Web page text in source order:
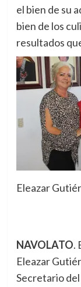
el bien de su
bien de los
resultados
Eleazar
NAVOLATO.
Eleazar
Secretario